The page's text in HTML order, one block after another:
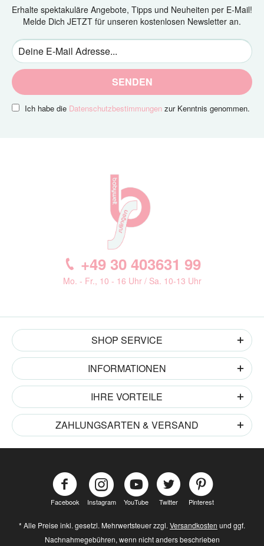
Erhalte spektakuläre Angebote, Tipps und Neuheiten per E-Mail!
Melde Dich JETZT für unseren kostenlosen Newsletter an.
SENDEN
Ich habe die Datenschutzbestimmungen zur Kenntnis genommen.
+49 30 403631 99
Mo. - Fr., 10 - 16 Uhr / Sa. 10-13 Uhr
SHOP SERVICE
INFORMATIONEN
IHRE VORTEILE
ZAHLUNGSARTEN & VERSAND
Facebook Instagram YouTube Twitter Pinterest
* Alle Preise inkl. gesetzl. Mehrwertsteuer zzgl. Versandkosten und ggf.
Nachnahmegebühren, wenn nicht anders beschrieben